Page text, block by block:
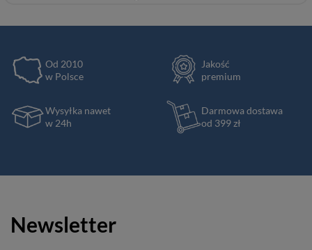
Od 2010
w Polsce
Jakość
premium
Wysyłka nawet
w 24h
Darmowa dostawa
od 399 zł
Newsletter